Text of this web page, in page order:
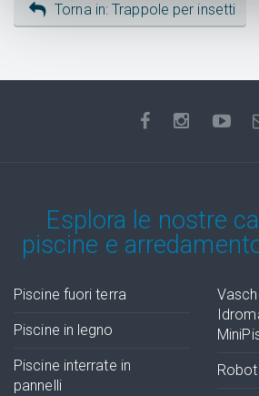
Torna in: Trappole per insetti
Esplora le nostre
piscine e
Piscine fuori terra
Piscine in legno
Piscine interrate in
pannelli